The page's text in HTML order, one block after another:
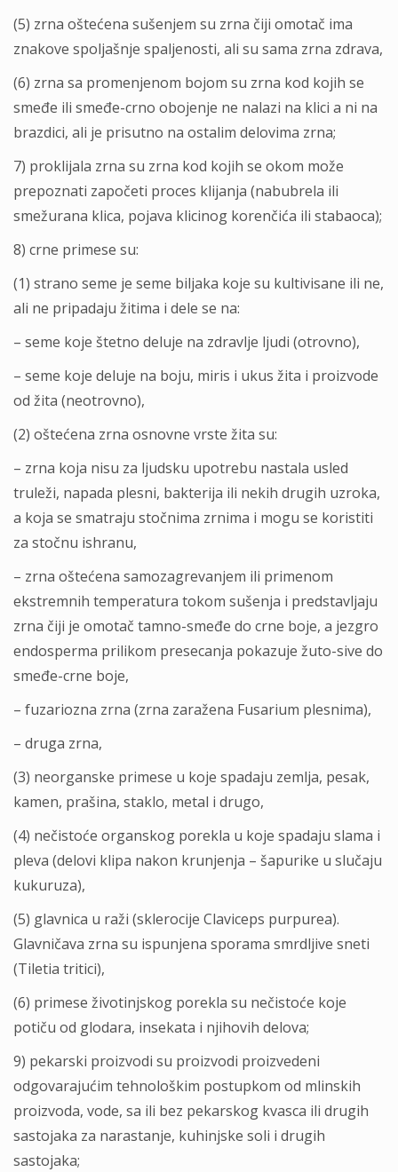
(5) zrna oštećena sušenjem su zrna čiji omotač ima
znakove spolјašnje spalјenosti, ali su sama zrna zdrava,
(6) zrna sa promenjenom bojom su zrna kod kojih se
smeđe ili smeđe-crno obojenje ne nalazi na klici a ni na
brazdici, ali je prisutno na ostalim delovima zrna;
7) proklijala zrna su zrna kod kojih se okom može
prepoznati započeti proces klijanja (nabubrela ili
smežurana klica, pojava klicinog korenčića ili stabaoca);
8) crne primese su:
(1) strano seme je seme bilјaka koje su kultivisane ili ne,
ali ne pripadaju žitima i dele se na:
– seme koje štetno deluje na zdravlјe lјudi (otrovno),
– seme koje deluje na boju, miris i ukus žita i proizvode
od žita (neotrovno),
(2) oštećena zrna osnovne vrste žita su:
– zrna koja nisu za lјudsku upotrebu nastala usled
truleži, napada plesni, bakterija ili nekih drugih uzroka,
a koja se smatraju stočnima zrnima i mogu se koristiti
za stočnu ishranu,
– zrna oštećena samozagrevanjem ili primenom
ekstremnih temperatura tokom sušenja i predstavlјaju
zrna čiji je omotač tamno-smeđe do crne boje, a jezgro
endosperma prilikom presecanja pokazuje žuto-sive do
smeđe-crne boje,
– fuzariozna zrna (zrna zaražena Fusarium plesnima),
– druga zrna,
(3) neorganske primese u koje spadaju zemlјa, pesak,
kamen, prašina, staklo, metal i drugo,
(4) nečistoće organskog porekla u koje spadaju slama i
pleva (delovi klipa nakon krunjenja – šapurike u slučaju
kukuruza),
(5) glavnica u raži (sklerocije Claviceps purpurea).
Glavničava zrna su ispunjena sporama smrdlјive sneti
(Tiletia tritici),
(6) primese životinjskog porekla su nečistoće koje
potiču od glodara, insekata i njihovih delova;
9) pekarski proizvodi su proizvodi proizvedeni
odgovarajućim tehnološkim postupkom od mlinskih
proizvoda, vode, sa ili bez pekarskog kvasca ili drugih
sastojaka za narastanje, kuhinjske soli i drugih
sastojaka;